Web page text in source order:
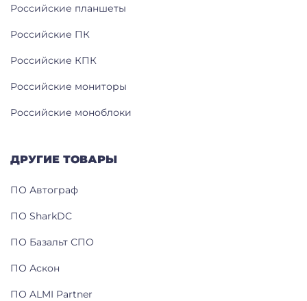
Российские планшеты
Российские ПК
Российские КПК
Российские мониторы
Российские моноблоки
ДРУГИЕ ТОВАРЫ
ПО Автограф
ПО SharkDC
ПО Базальт СПО
ПО Аскон
ПО ALMI Partner